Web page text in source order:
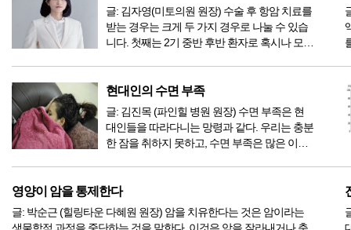
글: 김자영(미토의원 원장) 수술 후 항암 치료를
받는 경우는 크게 두 가지 경우로 나눌 수 있습
니다. 첫째는 2기 중반 후반 환자로 혹시나 모를
재발률을 낮추기 위한 항암입니다. 두 번째는
재발 확률이 50% 이상일 것으로 예상되는 환자
들로 수...
현대인의 수면 부족
글: 김진목 (파인힐 병원 원장) 수면 부족은 현
대인들을 따라다니는 망령과 같다. 우리는 충분
한 잠을 취하지 못하고, 수면 부족은 많은 이들
에도 전례 없는 혹사를 당하고 있다. 날마다 처
리해야 할 일들이 쌓여감에 따라 깨어 있는 시
간의 가치가 치...
영양이 암을 통제한다
글: 박순근 (힐링타운 다혜원 원장) 암을 치유한다는 것은 암이라는